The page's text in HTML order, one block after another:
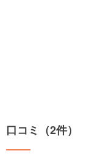
口コミ（2件）